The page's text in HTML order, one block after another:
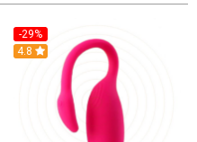
-29%
Hot
4.8